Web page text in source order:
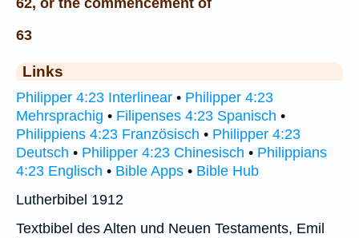
63
Links
Philipper 4:23 Interlinear • Philipper 4:23
Mehrsprachig • Filipenses 4:23 Spanisch •
Philippiens 4:23 Französisch • Philipper 4:23
Deutsch • Philipper 4:23 Chinesisch • Philippians
4:23 Englisch • Bible Apps • Bible Hub
Lutherbibel 1912
Textbibel des Alten und Neuen Testaments, Emil